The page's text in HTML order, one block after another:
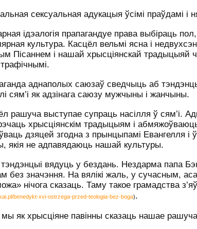
сексуальная адукацыя ўсімі праўдамі
ідэалогія прапагандуе права выбіраць
культура. Касцёл вельмі ясна і
Пісаннем і нашай хрысціянскай традыцыяй
аднаполых саюзаў сведчыць аб
сям’і як адзінага саюзу мужчыны і жанчыны.
рашуча выступае супраць насілля ў сям’і.
хрысціянскім традыцыям і
дзяцей згодна з прынцыпамі Евангелля
якія не адпавядаюць нашай культуры.
тэндэнцыі вядуць у бездань. Нездарма папа
без значэння. На вялікі жаль, у сучасным,
нічога сказаць. Таму такое грамадства
benedykt-xvi-ostrzega-przed-teologia-bez-boga).
як хрысціяне павінны сказаць нашае